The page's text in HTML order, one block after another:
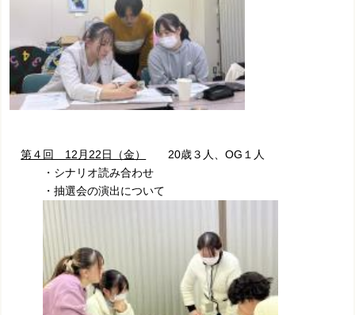
第４回 12月22日（金）
20歳３人、OG１人
・シナリオ読み合わせ
・抽選会の演出について